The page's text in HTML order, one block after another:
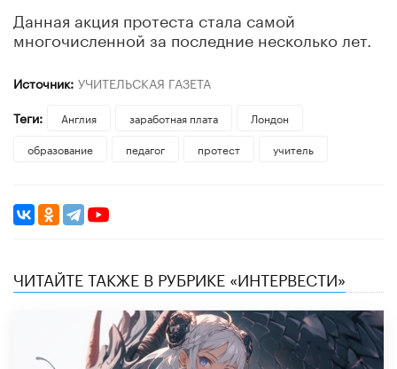
Данная акция протеста стала самой
многочисленной за последние несколько лет.
Источник: УЧИТЕЛЬСКАЯ ГАЗЕТА
Теги:
Англия заработная плата
Лондон
образование
педагог протест учитель
ЧИТАЙТЕ ТАКЖЕ В РУБРИКЕ «ИНТЕРВЕСТИ»